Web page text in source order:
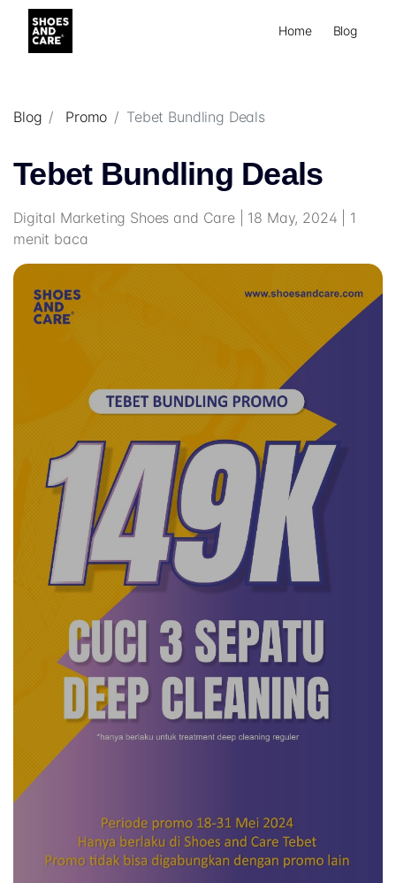
Home Blog
Blog Promo Tebet Bundling Deals
Tebet Bundling Deals
Digital Marketing Shoes and Care | 18 May, 2024 | 1
menit baca